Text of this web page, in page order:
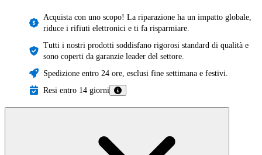
Acquista con uno scopo! La riparazione ha un impatto globale,
riduce i rifiuti elettronici e ti fa risparmiare.
Tutti i nostri prodotti soddisfano rigorosi standard di qualità e
sono coperti da garanzie leader del settore.
Spedizione entro 24 ore, esclusi fine settimana e festivi.
Resi entro 14 giorni